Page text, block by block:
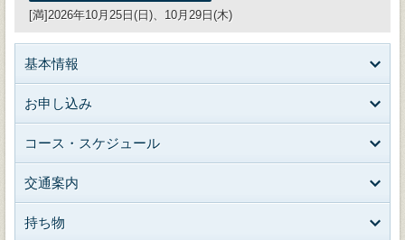
[満]2026年10月25日(日)、10月29日(木)
基本情報
お申し込み
コース・スケジュール
交通案内
持ち物